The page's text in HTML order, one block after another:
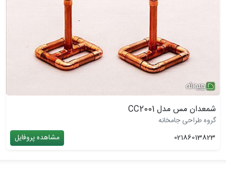
شمعدان مس مدل CC2001
گروه طراحی جامخانه
02186013823
مشاهده پروفایل